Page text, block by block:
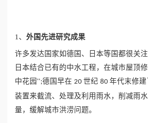
1、 外国先进研究成果
许多发达国家如德国、日本等国都很关
日本结合已有的中水工程，在城市屋顶
中花园”;德国早在 20 世纪 80 年代末修
装置来截流、处理及利用雨水，削减雨
量，缓解城市洪涝问题。